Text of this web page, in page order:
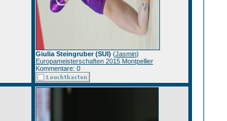
Giulia Steingruber (SUI) (Jasmin)
Europameisterschaften 2015 Montpellier
Kommentare: 0